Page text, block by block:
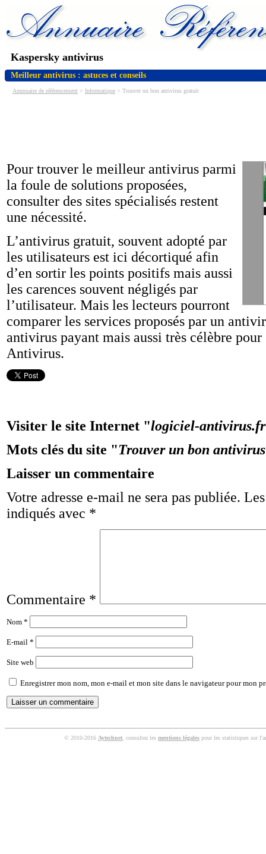
Kaspersky antivirus
Meilleur antivirus : astuces et conseils
Annnuaire de référencement > Informatique > Trouver un bon antivirus gratuit
Pour trouver le meilleur antivirus parmi
la foule de solutions proposées,
consulter des sites spécialisés restent
une nécessité.
L’antivirus gratuit, souvent adopté par
les utilisateurs est ici décortiqué afin
d’en sortir les points positifs mais aussi
les carences souvent négligés par
l’utilisateur. Mais les lecteurs pourront
comparer les services proposés par un
antivirus payant mais aussi très célèbre
Antivirus.
Visiter le site Internet "logiciel-antivirus.fr
Mots clés du site "Trouver un bon
Laisser un commentaire
Votre adresse e-mail ne sera pas publiée.
indiqués avec *
Commentaire *
Nom *
E-mail *
Site web
Enregistrer mon nom, mon e-mail et mon site dans le navigateur pour mon
© 2010-2016 Aytechnet , consultez les mentions légales pour les statistiques sur